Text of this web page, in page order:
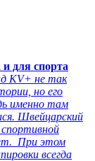
для спорта
KV+ не так
но его
именно там
Швейцарский
спортивной
При этом
всегда